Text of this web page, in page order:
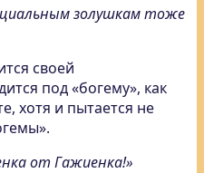
золушкам тоже
своей
под «богему», как
хотя и пытается не
от Гажиенка!»